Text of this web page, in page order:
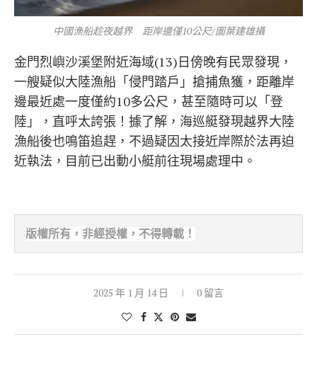
中國漁船趁夜越界 距岸邊僅10公尺/圖葉建雄攝
金門烈嶼沙溪堡附近海域(13)日傍晚有民眾發現，
一艘疑似大陸漁船「侵門踏戶」搶捕魚獲，距離岸
邊最近處一度僅約10多公尺，甚至隨時可以「登
陸」，直呼太誇張！據了解，海巡艇發現越界大陸
漁船後也鳴笛追趕，不過疑因太接近岸際於法再迫
近執法，目前已出動小艇前往現場處理中。
版權所有，非經授權，不得轉載！
2025 年 1 月 14 日 0 留言